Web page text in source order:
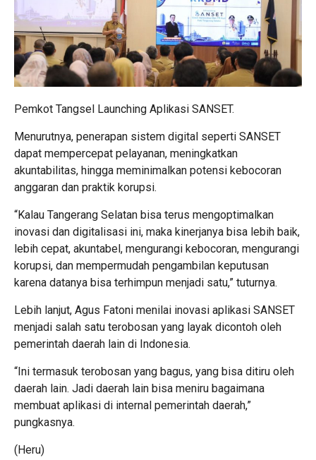
Pemkot Tangsel Launching Aplikasi SANSET.
Menurutnya, penerapan sistem digital seperti SANSET
dapat mempercepat pelayanan, meningkatkan
akuntabilitas, hingga meminimalkan potensi kebocoran
anggaran dan praktik korupsi.
“Kalau Tangerang Selatan bisa terus mengoptimalkan
inovasi dan digitalisasi ini, maka kinerjanya bisa lebih baik,
lebih cepat, akuntabel, mengurangi kebocoran, mengurangi
korupsi, dan mempermudah pengambilan keputusan
karena datanya bisa terhimpun menjadi satu,” tuturnya.
Lebih lanjut, Agus Fatoni menilai inovasi aplikasi SANSET
menjadi salah satu terobosan yang layak dicontoh oleh
pemerintah daerah lain di Indonesia.
“Ini termasuk terobosan yang bagus, yang bisa ditiru oleh
daerah lain. Jadi daerah lain bisa meniru bagaimana
membuat aplikasi di internal pemerintah daerah,”
pungkasnya.
(Heru)